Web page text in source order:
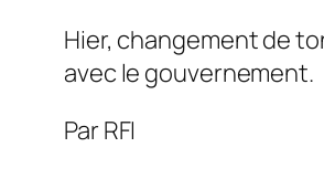
Hier, changement de
avec le gouvernement.
Par RFI